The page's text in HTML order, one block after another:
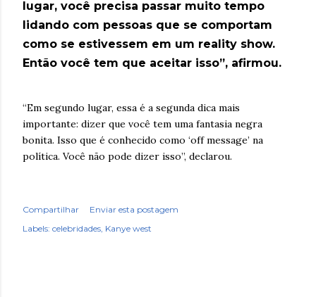
lugar, você precisa passar muito tempo
lidando com pessoas que se comportam
como se estivessem em um reality show.
Então você tem que aceitar isso”, afirmou.
“Em segundo lugar, essa é a segunda dica mais
importante: dizer que você tem uma fantasia negra
bonita. Isso que é conhecido como ‘off message’ na
política. Você não pode dizer isso”, declarou.
Compartilhar
Enviar esta postagem
Labels: celebridades Kanye west